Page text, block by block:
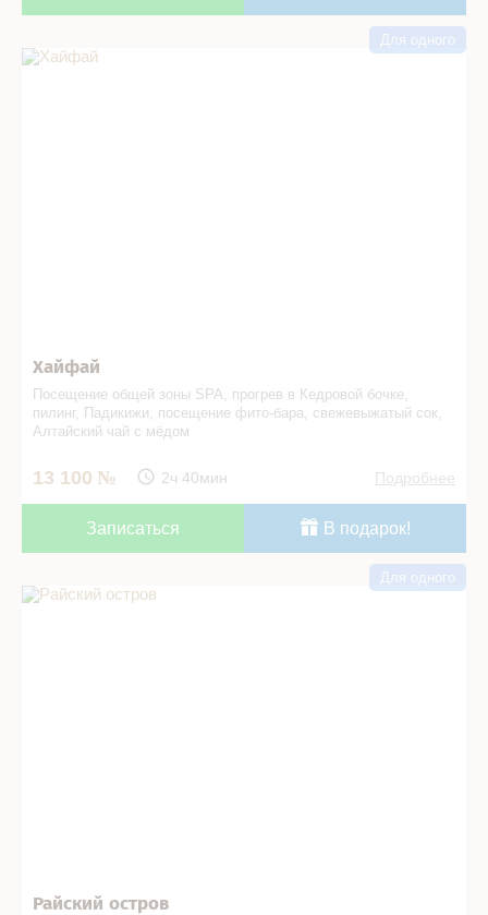
Хайфай в СПА салоне
Хайфай
Посещение общей зоны SPA, прогрев в Кедровой бочке,
пилинг, Падикижи, посещение фито-­бара, свежевыжатый сок,
Алтайский чай с мёдом
13 100 2ч 40мин Подробнее
Для одного
Записаться В подарок!
Райский остров в СПА салоне
Райский остров
Для одного